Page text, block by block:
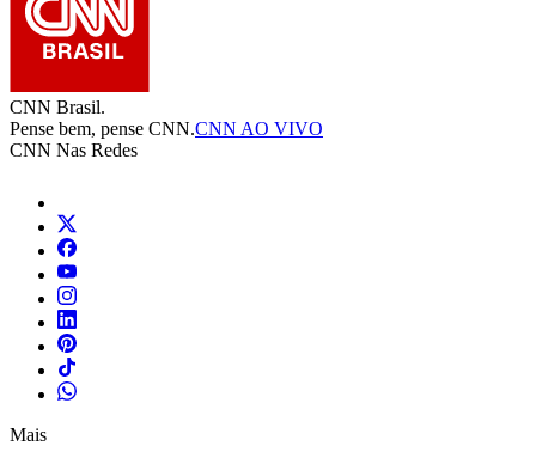
CNN Brasil.
Pense bem, pense CNN.CNN AO VIVO
CNN Nas Redes
Mais